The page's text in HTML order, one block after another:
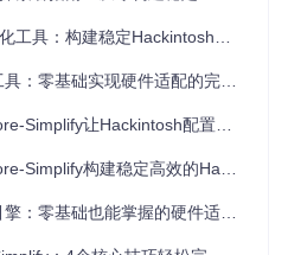
最佳SMB
0/4000系列（除
不兼容显
部分Intel集成网
卡
自动推荐
适配kext
步骤到场景化任务
构建稳定Hackintosh系统的完整指南
零基础实现硬件适配的完整指南
让Hackintosh配置不再复杂
构建稳定高效的Hackintosh系统
零基础也能掌握的硬件适配方案